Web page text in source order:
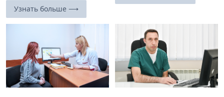
Узнать больше ⟶